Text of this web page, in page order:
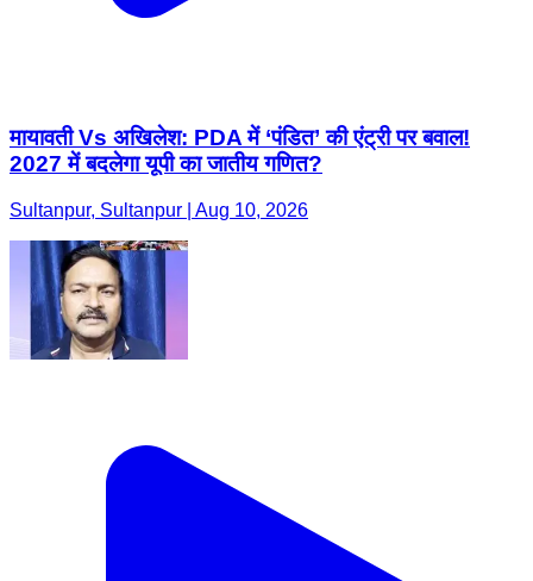
मायावती Vs अखिलेश: PDA में ‘पंडित’ की एंट्री पर बवाल!
2027 में बदलेगा यूपी का जातीय गणित?
Sultanpur, Sultanpur | Aug 10, 2026